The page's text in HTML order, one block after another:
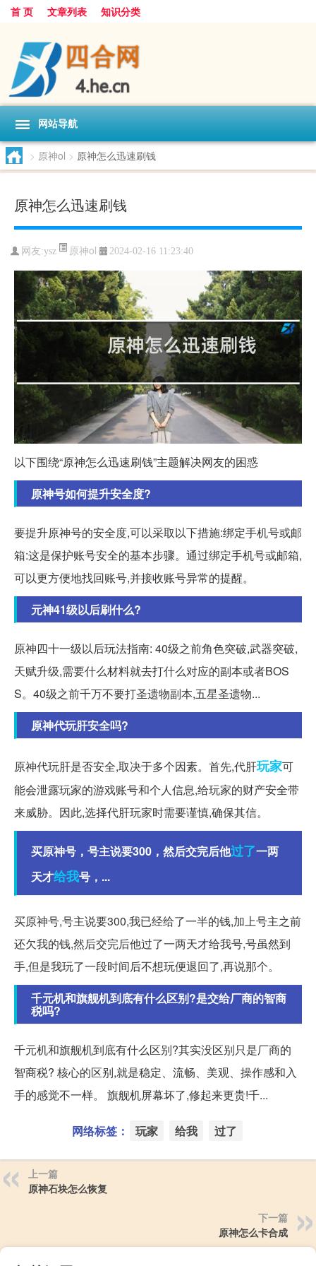
首 页 文章列表 知识分类
网站导航
> 原神ol > 原神怎么迅速刷钱
原神怎么迅速刷钱
网友:ysz 原神ol 2024-02-16 11:23:40
以下围绕“原神怎么迅速刷钱”主题解决网友的困惑
原神号如何提升安全度?
要提升原神号的安全度,可以采取以下措施:绑定手机号或邮
箱:这是保护账号安全的基本步骤。通过绑定手机号或邮箱,
可以更方便地找回账号,并接收账号异常的提醒。
元神41级以后刷什么?
原神四十一级以后玩法指南: 40级之前角色突破,武器突破,
天赋升级,需要什么材料就去打什么对应的副本或者BOS
S。40级之前千万不要打圣遗物副本,五星圣遗物...
原神代玩肝安全吗?
原神代玩肝是否安全,取决于多个因素。首先,代肝玩家可
能会泄露玩家的游戏账号和个人信息,给玩家的财产安全带
来威胁。因此,选择代肝玩家时需要谨慎,确保其信。
买原神号，号主说要300，然后交完后他过了一两
天才给我号，...
买原神号,号主说要300,我已经给了一半的钱,加上号主之前
还欠我的钱,然后交完后他过了一两天才给我号,号虽然到
手,但是我玩了一段时间后不想玩便退回了,再说那个。
千元机和旗舰机到底有什么区别?是交给厂商的智商
税吗?
千元机和旗舰机到底有什么区别?其实没区别只是厂商的
智商税? 核心的区别,就是稳定、流畅、美观、操作感和入
手的感觉不一样。 旗舰机屏幕坏了,修起来更贵!千...
网络标签： 玩家 给我 过了
上一篇
原神石块怎么恢复
下一篇
原神怎么卡合成